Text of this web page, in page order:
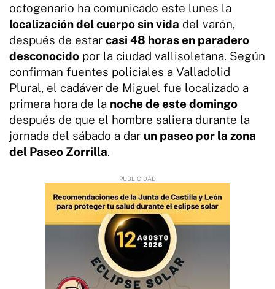
octogenario ha comunicado este lunes la
localización del cuerpo sin vida del varón,
después de estar casi 48 horas en paradero
desconocido por la ciudad vallisoletana. Según
confirman fuentes policiales a Valladolid
Plural, el cadáver de Miguel fue localizado a
primera hora de la noche de este domingo
después de que el hombre saliera durante la
jornada del sábado a dar un paseo por la zona
del Paseo Zorrilla.